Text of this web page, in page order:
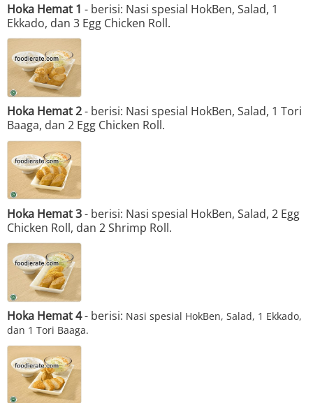
Hoka Hemat 1 - berisi: Nasi spesial HokBen, Salad, 1
Ekkado, dan 3 Egg Chicken Roll.
Hoka Hemat 2- berisi: Nasi spesial HokBen, Salad, 1 Tori
Baaga, dan 2 Egg Chicken Roll.
Hoka Hemat 3- berisi: Nasi spesial HokBen, Salad, 2 Egg
Chicken Roll, dan 2 Shrimp Roll.
Hoka Hemat 4- berisi: Nasi spesial HokBen, Salad, 1 Ekkado,
dan 1 Tori Baaga.